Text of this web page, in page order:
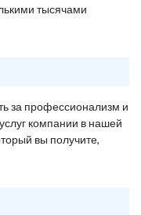
тысячами
за профессионализм и
компании в нашей
вы получите,